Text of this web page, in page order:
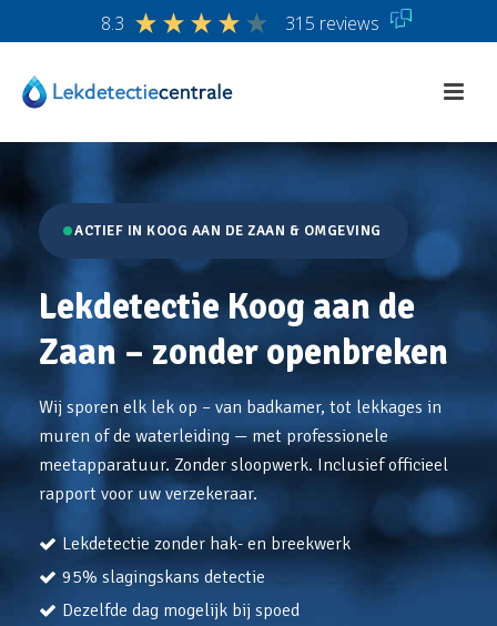
8.3 315 reviews
ACTIEF IN KOOG AAN DE ZAAN & OMGEVING
Lekdetectie Koog aan de
Zaan – zonder openbreken
Wij sporen elk lek op – van badkamer, tot lekkages in
muren of de waterleiding — met professionele
meetapparatuur. Zonder sloopwerk. Inclusief officieel
rapport voor uw verzekeraar.
Lekdetectie zonder hak- en breekwerk
95% slagingskans detectie
Dezelfde dag mogelijk bij spoed